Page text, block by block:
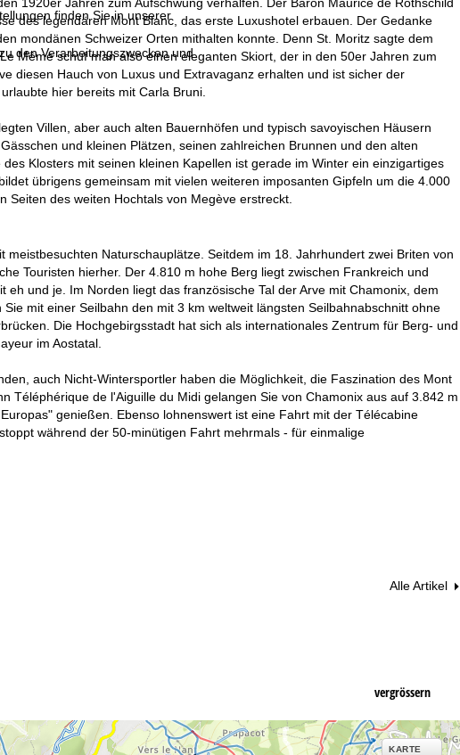
finden Sie in unserer
den Verarbeitungszwecken und
des legendären Mont Blanc, das erste Luxushotel erbauen. Der Gedanke
mondänen Schweizer Orten mithalten konnte. Denn St. Moritz sagte dem
Même schuf man also einen eleganten Skiort, der in den 50er Jahren zum
diesen Hauch von Luxus und Extravaganz erhalten und ist sicher der
hier bereits mit Carla Bruni.
Villen, aber auch alten Bauernhöfen und typisch savoyischen Häusern
und kleinen Plätzen, seinen zahlreichen Brunnen und den alten
Klosters mit seinen kleinen Kapellen ist gerade im Winter ein einzigartiges
übrigens gemeinsam mit vielen weiteren imposanten Gipfeln um die 4.000
Seiten des weiten Hochtals von Megève erstreckt.
Naturschauplätze. Seitdem im 18. Jahrhundert zwei Briten von
Touristen hierher. Der 4.810 m hohe Berg liegt zwischen Frankreich und
und je. Im Norden liegt das französische Tal der Arve mit Chamonix, dem
mit einer Seilbahn den mit 3 km weltweit längsten Seilbahnabschnitt ohne
Die Hochgebirgsstadt hat sich als internationales Zentrum für Berg- und
im Aostatal.
auch Nicht-Wintersportler haben die Möglichkeit, die Faszination des Mont
Téléphérique de l'Aiguille du Midi gelangen Sie von Chamonix aus auf 3.842 m
genießen. Ebenso lohnenswert ist eine Fahrt mit der Télécabine
während der 50-minütigen Fahrt mehrmals - für einmalige
Alle Artikel
vergrössern
KARTE